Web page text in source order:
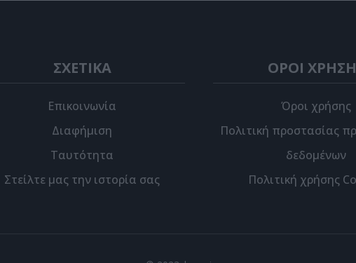
ΣΧΕΤΙΚΑ
Επικοινωνία
Διαφήμιση
Ταυτότητα
Στείλτε μας την ιστορία σας
ΟΡΟΙ
Όροι χρήσης
Πολιτική προστασίας
δεδομένων
Πολιτική χρήσης